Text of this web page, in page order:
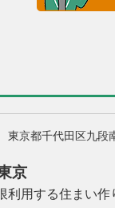
東京都千代田区九段
京
利用する住まい作